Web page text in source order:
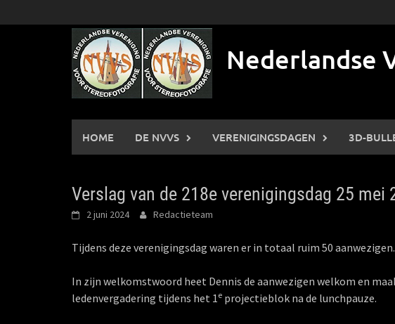
naar
Nederlandse
HOME DE NVVS VERENIGINGSDAGEN 3D-
Verslag van de 218e verenigingsdag 25 mei
2 juni 2024 Redactieteam
Tijdens deze verenigingsdag waren er in totaal ruim 50 aanwezigen.
In zijn welkomstwoord heet Dennis de aanwezigen welkom en
ledenvergadering tijdens het 1e projectieblok na de lunchpauze.